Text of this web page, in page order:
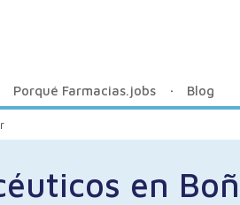
Porqué Farmacias.jobs Blog
en